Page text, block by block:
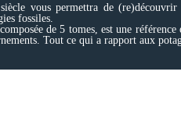
vous permettra de
fossiles.
de 5 tomes, est une
Tout ce qui a rapport aux